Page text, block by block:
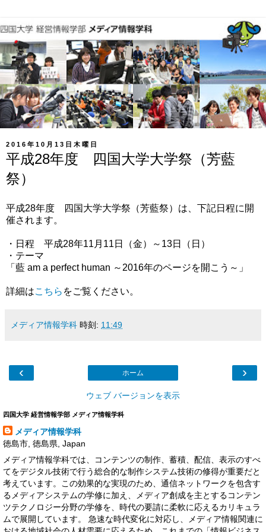
2016年10月13日木曜日
平成28年度 四国大学大学祭（芳藍
祭）
平成28年度 四国大学大学祭（芳藍祭）は、下記日程に開
催されます。
・日程 平成28年11月11日（金）～13日（日）
・テーマ
「藍 am a perfect human ～2016年のページを開こう～」
詳細はこちら をご覧ください。
メディア情報学科 時刻: 11:49
‹ ›
ホーム
ウェブ バージョンを表示
四国大学 経営情報学部 メディア情報学科
メディア情報学科
徳島市, 徳島県, Japan
メディア情報学科では、コンテンツの制作、蓄積、配信、表示のすべ
てをデジタル技術で行う総合的な制作システム技術の修得が重要だと
考えています。この効果的な実現のため、通信ネットワークを包含す
るメディアシステムの学修に加え、メディア創成を主とするコンテン
ツテクノロジー分野の学修を、時代の要請に柔軟に応えるカリキュラ
ムで展開しています。 急速な時代変化に対応し、メディア情報関連に